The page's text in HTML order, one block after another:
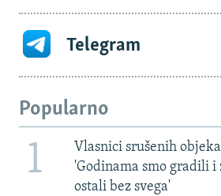
Telegram
Popularno
1
Vlasnici srušenih
'Godinama smo gradili
ostali bez svega'